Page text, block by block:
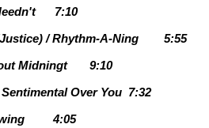
7:10
/ Rhythm-A-Ning
5:55
Midningt
9:10
Over You 7:32
4:05